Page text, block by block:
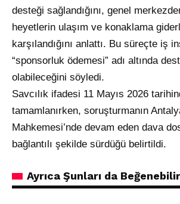
desteği sağlandığını, genel
heyetlerin ulaşım ve konaklama
karşılandığını anlattı. Bu süreçte iş
“sponsorluk ödemesi” adı altında
olabileceğini söyledi.
Savcılık ifadesi 11 Mayıs 2026
tamamlanırken, soruşturmanın
Mahkemesi’nde devam eden dava
bağlantılı şekilde sürdüğü belirtildi.
Ayrıca Şunları da